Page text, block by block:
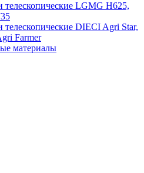
телескопические LGMG H625,
телескопические DIECI Agri Star,
Farmer
материалы